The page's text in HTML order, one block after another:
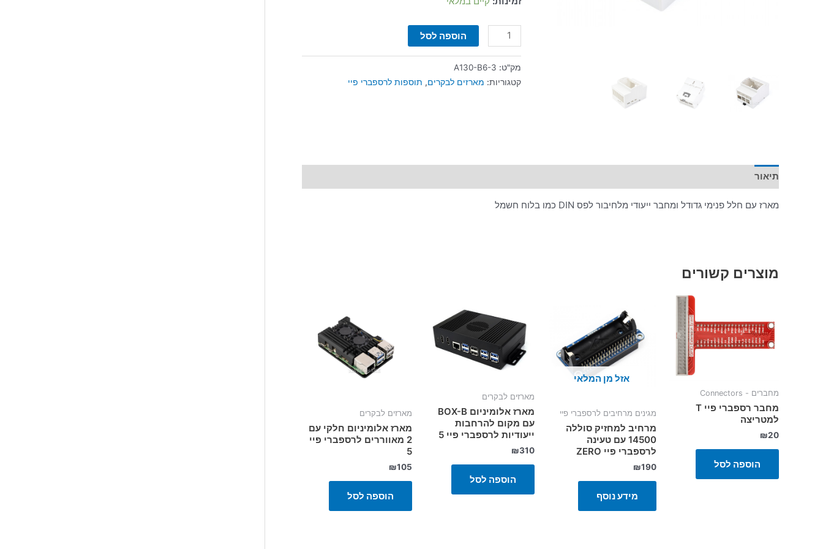
הוספה לסל
מק"ט: A130-B6-3
קטגוריות: מארזים לבקרים, תוספות לרספברי פיי
תיאור
מארז עם חלל פנימי גדודל ומחבר ייעודי מלחיבור לפס DIN כמו בלוח חשמל
מוצרים קשורים
מחברים - Connectors
מחבר רספברי פיי T
למטריצה
₪20
הוספה לסל
אזל מן המלאי
מגינים מרחיבים לרספברי פיי
מרחיב למחזיק סוללה
14500 עם טעינה
לרספברי פיי ZERO
₪190
מידע נוסף
מארזים לבקרים
מארז אלומיניום BOX-B
עם מקום להרחבות
ייעודיות לרספברי פיי 5
₪310
הוספה לסל
מארזים לבקרים
מארז אלומיניום חלקי עם
2 מאווררים לרספברי פיי
5
₪105
הוספה לסל